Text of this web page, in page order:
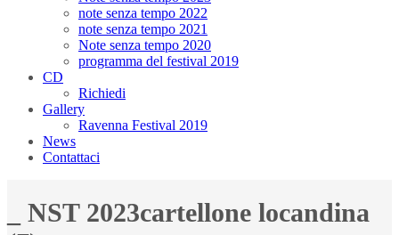
note senza tempo 2022
note senza tempo 2021
Note senza tempo 2020
programma del festival 2019
CD
Richiedi
Gallery
Ravenna Festival 2019
News
Contattaci
_ NST 2023cartellone locandina